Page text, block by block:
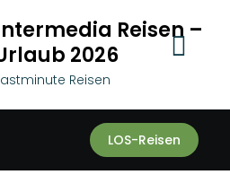
Reisen –
2026
Reisen
LOS-Reisen